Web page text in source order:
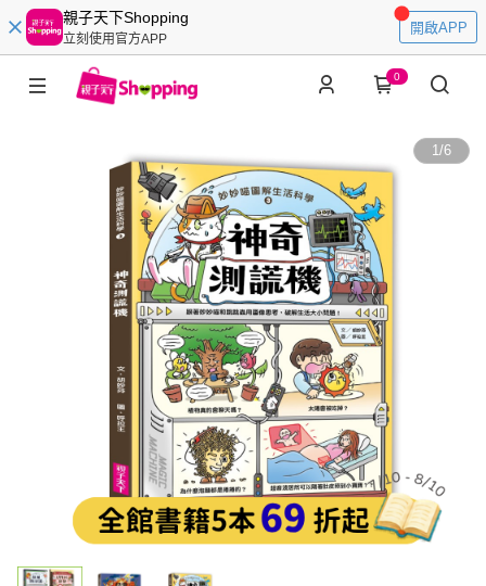
親子天下Shopping
立刻使用官方APP
開啟APP
0
1/6